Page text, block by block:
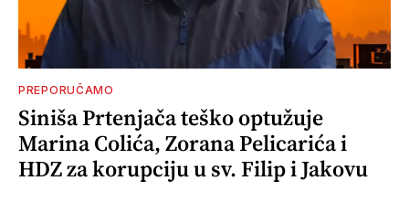
PREPORUČAMO
Siniša Prtenjača teško optužuje
Marina Colića, Zorana Pelicarića i
HDZ za korupciju u sv. Filip i Jakovu